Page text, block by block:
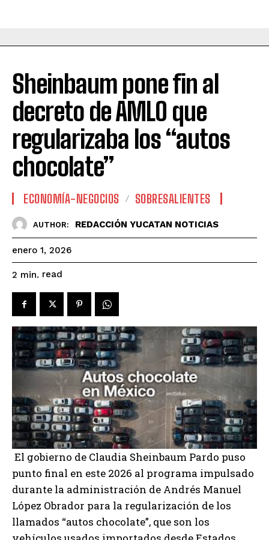
Sheinbaum pone fin al
decreto de AMLO que
regularizaba los “autos
chocolate”
ECONOMÍA-NEGOCIOS SOBRESALIENTES
AUTHOR: REDACCIÓN YUCATAN NOTICIAS
enero 1, 2026
2 min. read
El gobierno de Claudia Sheinbaum Pardo puso
punto final en este 2026 al programa impulsado
durante la administración de Andrés Manuel
López Obrador para la regularización de los
llamados “autos chocolate”, que son los